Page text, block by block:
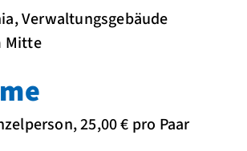
Verwaltungsgebäude
Mitte
25,00 € pro Paar